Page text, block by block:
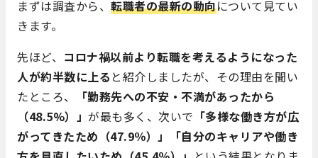
まずは調査から、 転職者の最新の動向について見てい
きます。
先ほど、 コロナ禍以前より転職を考えるようになった
人が約半数に上る と紹介しましたが、その理由を聞い
たところ、
「勤務先への不安・不満があったから
（48.5%）」 が最も多く、次いで 「多様な働き方が広
がってきたため（47.9％）」「自分のキャリアや働き